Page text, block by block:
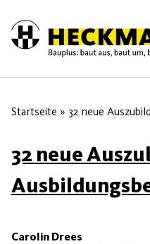
Skip to content
Startseite » 32 neue
32 neue
Carolin Drees